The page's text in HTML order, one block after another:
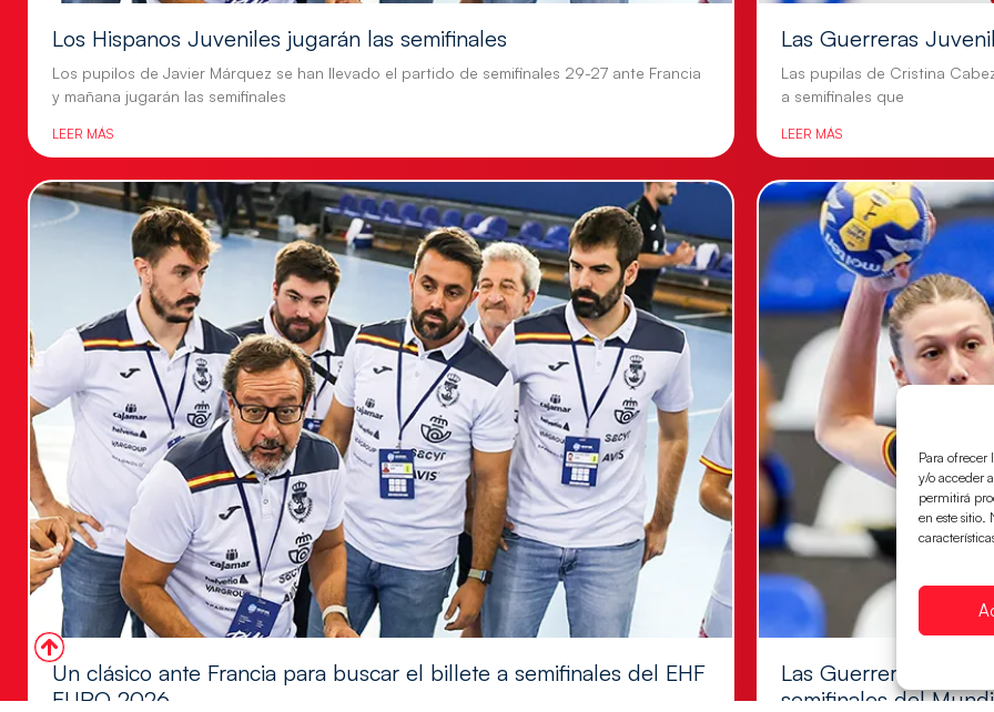
Para ofrecer
y/o acceder
permitirá
en este sitio.
Los Hispanos Juveniles jugarán las semifinales
Los pupilos de Javier Márquez se han llevado el partido de semifinales 29-27 ante Francia
y mañana jugarán las semifinales
LEER MÁS
Las Guerreras
Las pupilas de Cristina
a semifinales que
LEER MÁS
Un clásico ante Francia para buscar el billete a semifinales del EHF
EURO 2026
Las Guerreras
semifinales del